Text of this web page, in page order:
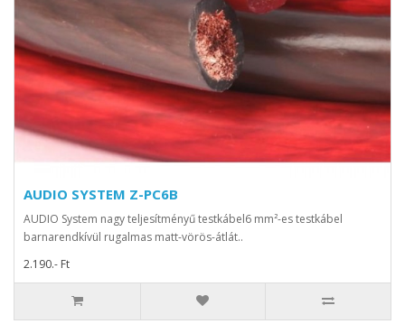
AUDIO SYSTEM Z-PC6B
AUDIO System nagy teljesítményű testkábel6 mm²-es testkábel
barnarendkívül rugalmas matt-vörös-átlát..
2.190.- Ft